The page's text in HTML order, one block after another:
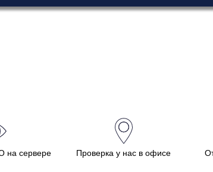
на сервере Проверка у нас в офисе